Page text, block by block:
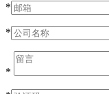
*
*
*